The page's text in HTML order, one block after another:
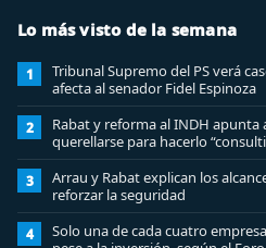
Lo más visto de la semana
1
Tribunal Supremo del PS verá
afecta al senador Fidel Espinoza
2
Rabat y reforma al INDH apunta
querellarse para hacerlo
3
Arrau y Rabat explican los
reforzar la seguridad
4
Solo una de cada cuatro